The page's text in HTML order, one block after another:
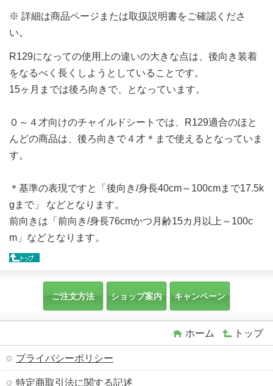
※ 詳細は商品ページまたは取扱説明書をご確認くださ
い。
R129になっての使用上の違いの大きな点は、後向き装着
をなるべく長くしようとしていることです。
15ヶ月までは後ろ向きで、となっています。
０～４才向けのチャイルドシートでは、R129適合のほと
んどの商品は、後ろ向きで４才＊まで使えるとなっていま
す。
＊基準の表現ですと「後向き/身長40cm～100cmまで17.5k
gまで」 などとなります。
前向きは「前向き/身長76cmかつ月齢15カ月以上～100c
m」などとなります。
ご注文方法 ショップ案内 キャンペーン
ホーム トップ
プライバシーポリシー
特定商取引法に関する記述